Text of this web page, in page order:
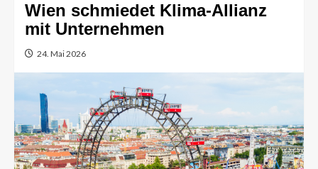
Wien schmiedet Klima-Allianz
mit Unternehmen
24. Mai 2026